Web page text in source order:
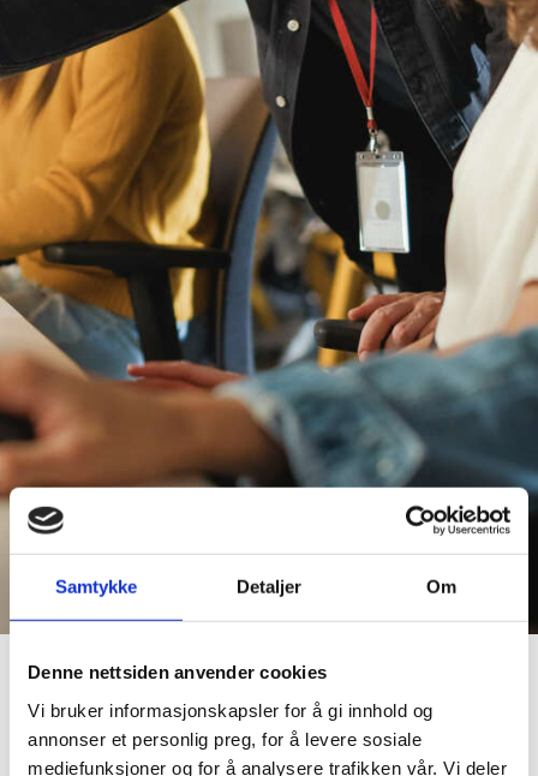
Samtykke Detaljer Om
Denne nettsiden anvender cookies
Vi bruker informasjonskapsler for å gi innhold og
annonser et personlig preg, for å levere sosiale
mediefunksjoner og for å analysere trafikken vår. Vi deler